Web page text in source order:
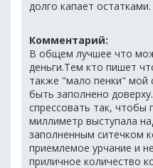
долго капает остатками.
Комментарий:
В общем лучшее что
деньги.Тем кто пишет
также "мало пенки" мой
быть заполнено
спрессовать так, чтобы
миллиметр выступала
заполненным ситечком
приемлемое урчание и
приличное количество